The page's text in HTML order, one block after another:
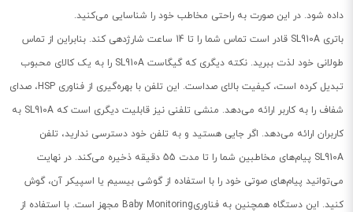
داده شود. در این صورت به راحتی مخاطب خود را شناسایی می‌کنید.
باتری SL910A قادر است تماس شما را تا 14 ساعت شارژدهی کند. بنابراین از تماس
طولانی خود لذت ببرید. نکته دیگری که گیگاست SL910A را به یک کالای محبوب
تبدیل کرده است، کیفیت بالای صداست. این تلفن با بهره‌گیری از فناوری HSP، صدای
شفاف را به کاربر ارائه می‌دهد. منشی تلفنی نیز قابلیت دیگری است که SL910A به
کاربران ارائه می‌دهد. اگر جایی هستید و به تلفن خود دسترسی ندارید، تلفن
SL910A پیام‌های مخاطبین شما را تا مدت 55 دقیقه ذخیره می‌کند. در نهایت
می‌توانید پیام‌های صوتی خود را با استفاده از گوشی بیسیم یا اسپیکر آن، گوش
کنید. این دستگاه همچنین به فناوریBaby Monitoring مجهز است. با استفاده از